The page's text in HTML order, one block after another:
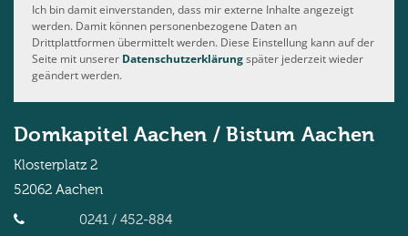
Ich bin damit einverstanden, dass mir externe Inhalte angezeigt
werden. Damit können personenbezogene Daten an
Drittplattformen übermittelt werden. Diese Einstellung kann auf der
Seite mit unserer Datenschutzerklärungspäter jederzeit wieder
geändert werden.
Domkapitel Aachen / Bistum Aachen
Klosterplatz 2
52062 Aachen
0241 / 452-884